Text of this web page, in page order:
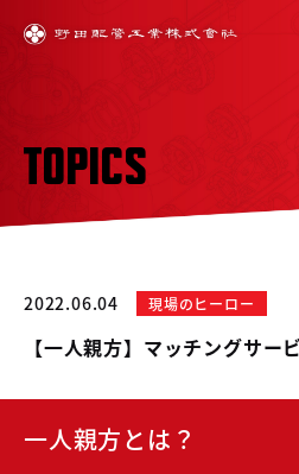
TOPICS
2022.06.04 現場のヒーロー
【一人親方】マッチングサー
一人親方とは？